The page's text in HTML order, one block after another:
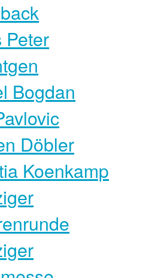
Peter
Bogdan
Döbler
Koenkamp